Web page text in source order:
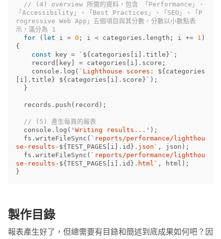
// (4) overview 所需的資料，包含 「Performance」、
「Accessibility」、「Best Practices」、「SEO」、「P
rogressive Web App」五個項目與其分數，分數以小數點表
示，滿分為 1
for
( let i = 0 ; i < categories . length ; i += 1 )
{
const
key = ` ${ categories i ]. title } ` ;
record
key = categories i ]. score ;
console . log ( `Lighthouse scores: ${ categories
i ]. title } ${ categories i ]. score } ` );
}
records . push ( record );
// (5) 產生每頁的報表
console . log ( ' Writing results... ' );
fs . writeFileSync ( `reports/performance/lighthou
se-results- ${ TEST_PAGES i ]. id } .json` , json );
fs . writeFileSync ( `reports/performance/lighthou
se-results- ${ TEST_PAGES i ]. id } .html` , html );
}
製作目錄
報表產生好了，但總需要有目錄和簡述到底成果如何吧？因